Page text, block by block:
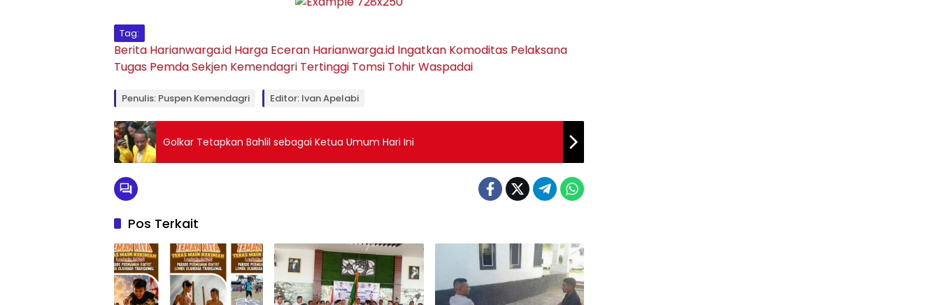
Tag:
Berita Harianwarga.id Harga Eceran Harianwarga.id Ingatkan Komoditas Pelaksana
Tugas PemdaSekjen Kemendagri Tertinggi Tomsi TohirWaspadai
Penulis: Puspen Kemendagri Editor: Ivan Apelabi
Golkar Tetapkan Bahlil sebagai Ketua Umum Hari Ini
Pos Terkait